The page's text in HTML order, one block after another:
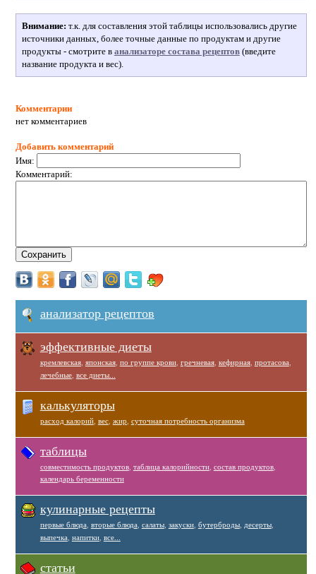
Внимание: т.к. для составления этой таблицы использовались другие
источники данных, более точные данные по продуктам и другие
продукты - смотрите в анализаторе состава рецептов(введите
название продукта и вес).
Комментарии
нет комментариев
Добавить комментарий
Имя:
Комментарий:
анализатор рецептов
эффективные диеты
кремлевская, японская, по группе крови, гречневая, кефирная, протасова
лечебные, все диеты...
калькуляторы
расход калорий, вес, жир суточная потребность организма
таблицы
совместимость продуктов, таблица калорийности, состав продуктов,
календарь беременности
кулинарные рецепты
первые блюда вторые блюда салаты, закуски, бутерброды, десерты,
выпечка напитки, все...
статьи